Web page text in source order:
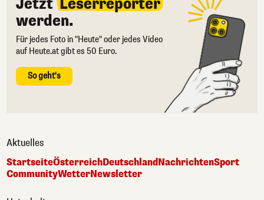
werden.
Für jedes Foto in "Heute" oder jedes Video
auf Heute.at gibt es 50 Euro.
So geht's
Aktuelles
StartseiteÖsterreichDeutschlandNachrichtenSport
CommunityWetterNewsletter